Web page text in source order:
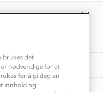
brukes det
nødvendige for at
for å gi deg en
innhold og